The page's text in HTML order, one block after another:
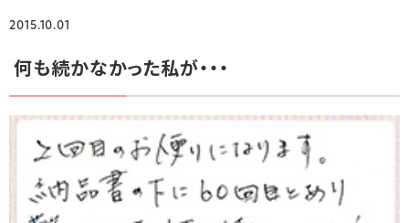
2015.10.01
何も続かなかった私が・・・